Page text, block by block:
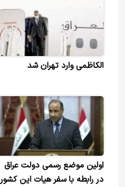
الکاظمی وارد تهران شد
اولین موضع رسمی دولت عراق
در رابطه با سفر هیات این کشور